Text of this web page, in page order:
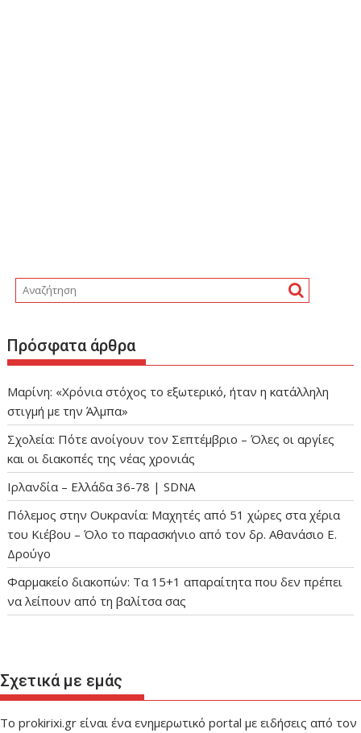
Πρόσφατα άρθρα
Μαρίνη: «Χρόνια στόχος το εξωτερικό, ήταν η κατάλληλη
στιγμή με την Άλμπα»
Σχολεία: Πότε ανοίγουν τον Σεπτέμβριο – Όλες οι αργίες
και οι διακοπές της νέας χρονιάς
Ιρλανδία – Ελλάδα 36-78 | SDNA
Πόλεμος στην Ουκρανία: Μαχητές από 51 χώρες στα χέρια
του Κιέβου – Όλο το παρασκήνιο από τον δρ. Αθανάσιο Ε.
Δρούγο
Φαρμακείο διακοπών: Τα 15+1 απαραίτητα που δεν πρέπει
να λείπουν από τη βαλίτσα σας
Σχετικά με εμάς
Το prokirixi.gr είναι ένα ενημερωτικό portal με ειδήσεις από τον